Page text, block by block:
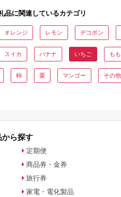
と納
茨城県筑西市のふるさ
税のご紹介
品に関連しているカテゴリ
オレンジ レモン デコポン
スイカ バナナ いちご もも
柿 栗 マンゴー その他
から探す
定期便
商品券・金券
旅行券
家電・電化製品